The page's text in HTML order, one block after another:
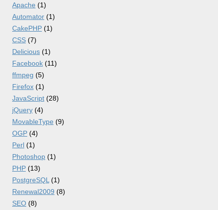
Apache (1)
Automator (1)
CakePHP (1)
CSS (7)
Delicious (1)
Facebook (11)
ffmpeg (5)
Firefox (1)
JavaScript (28)
jQuery (4)
MovableType (9)
OGP (4)
Perl (1)
Photoshop (1)
PHP (13)
PostgreSQL (1)
Renewal2009 (8)
SEO (8)